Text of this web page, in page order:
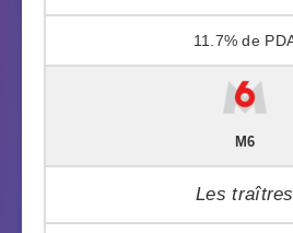
11.7%
M6
Les traîtres